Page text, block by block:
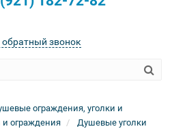
обратный звонок
ограждения, уголки и
ограждения
Душевые уголки